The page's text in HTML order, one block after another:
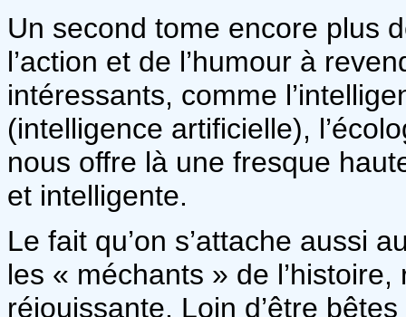
Un second tome encore plus
l’action et de l’humour à
intéressants, comme
(intelligence artificielle),
nous offre là une fresque
et intelligente.
Le fait qu’on s’attache aussi
les « méchants » de
réjouissante. Loin d’être